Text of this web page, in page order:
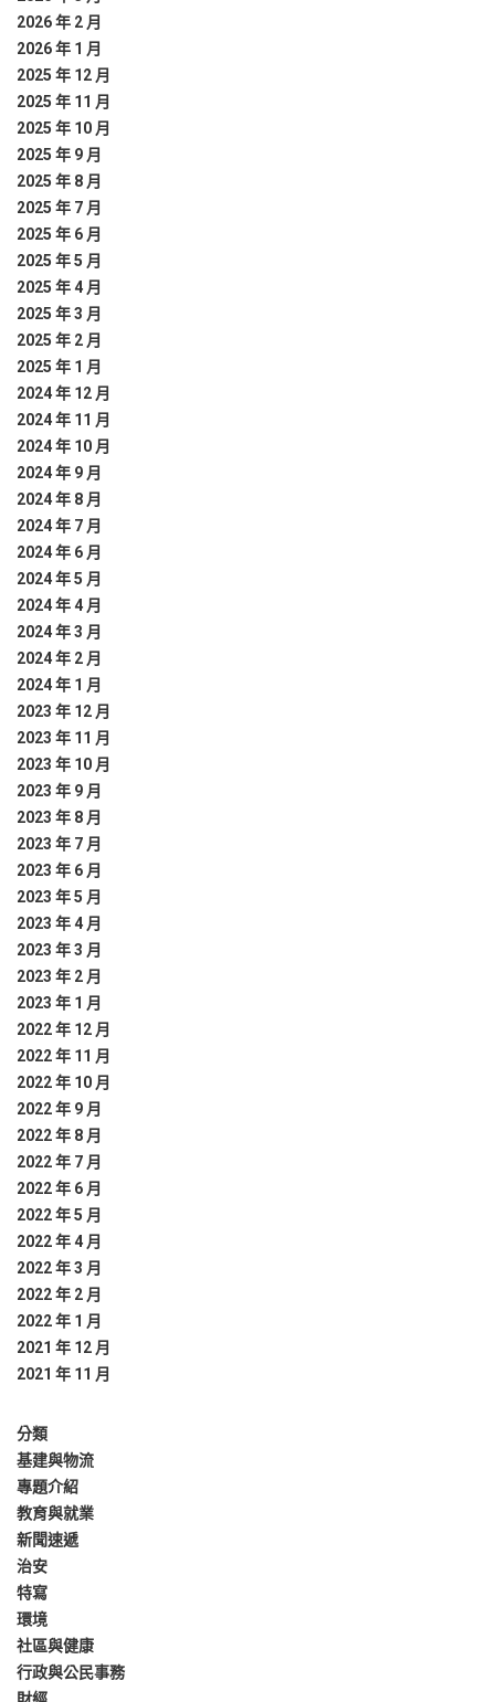
2026 年 2 月
2026 年 1 月
2025 年 12 月
2025 年 11 月
2025 年 10 月
2025 年 9 月
2025 年 8 月
2025 年 7 月
2025 年 6 月
2025 年 5 月
2025 年 4 月
2025 年 3 月
2025 年 2 月
2025 年 1 月
2024 年 12 月
2024 年 11 月
2024 年 10 月
2024 年 9 月
2024 年 8 月
2024 年 7 月
2024 年 6 月
2024 年 5 月
2024 年 4 月
2024 年 3 月
2024 年 2 月
2024 年 1 月
2023 年 12 月
2023 年 11 月
2023 年 10 月
2023 年 9 月
2023 年 8 月
2023 年 7 月
2023 年 6 月
2023 年 5 月
2023 年 4 月
2023 年 3 月
2023 年 2 月
2023 年 1 月
2022 年 12 月
2022 年 11 月
2022 年 10 月
2022 年 9 月
2022 年 8 月
2022 年 7 月
2022 年 6 月
2022 年 5 月
2022 年 4 月
2022 年 3 月
2022 年 2 月
2022 年 1 月
2021 年 12 月
2021 年 11 月
分類
基建與物流
專題介紹
教育與就業
新聞速遞
治安
特寫
環境
社區與健康
行政與公民事務
財經